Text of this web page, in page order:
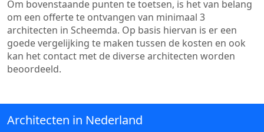
Om bovenstaande punten te toetsen, is het van belang
om een offerte te ontvangen van minimaal 3
architecten in Scheemda. Op basis hiervan is er een
goede vergelijking te maken tussen de kosten en ook
kan het contact met de diverse architecten worden
beoordeeld.
Architecten in Nederland